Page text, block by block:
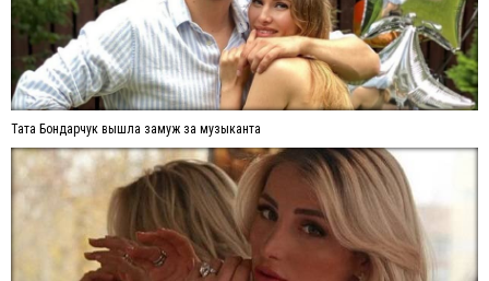
Тата Бондарчук вышла замуж за музыканта